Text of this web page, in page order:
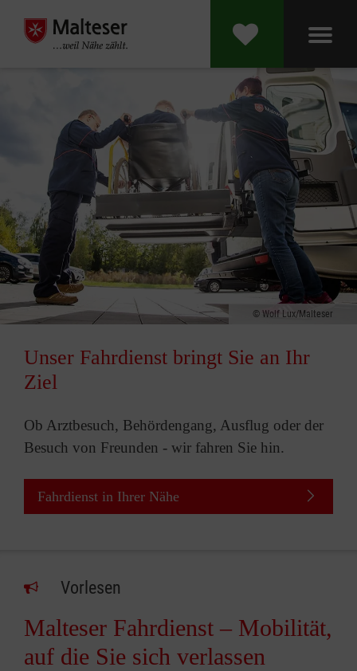
Wolf Lux/Malteser
Unser Fahrdienst bringt Sie an Ihr
Ziel
Ob Arztbesuch, Behördengang, Ausflug oder der
Besuch von Freunden - wir fahren Sie hin.
Fahrdienst in Ihrer Nähe
Vorlesen
Malteser Fahrdienst – Mobilität,
auf die Sie sich verlassen